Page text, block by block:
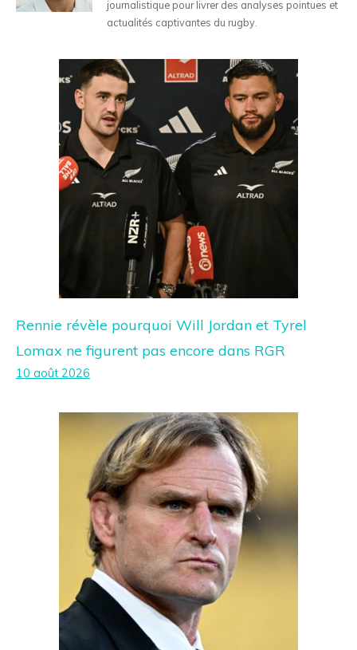
journalistique pour livrer des analyses pointues et
actualités captivantes du rugby.
Rennie révèle pourquoi Will Jordan et Tyrel
Lomax ne figurent pas encore dans RGR
10 août 2026